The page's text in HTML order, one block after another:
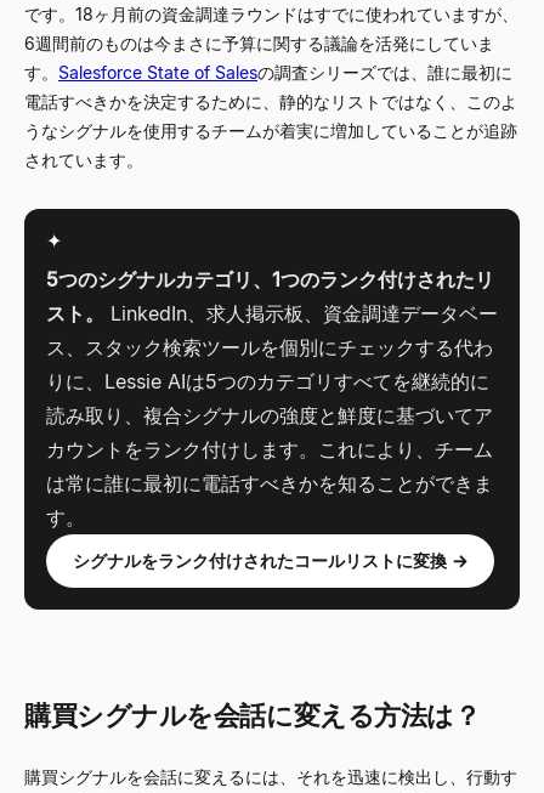
です。18ヶ月前の資金調達ラウンドはすでに使われていますが、
6週間前のものは今まさに予算に関する議論を活発にしていま
す。 Salesforce State of Salesの調査シリーズでは、誰に最初に
電話すべきかを決定するために、静的なリストではなく、このよ
うなシグナルを使用するチームが着実に増加していることが追跡
されています。
✦
5つのシグナルカテゴリ、1つのランク付けされたリ
スト。
LinkedIn、求人掲示板、資金調達データベー
ス、スタック検索ツールを個別にチェックする代わ
りに、Lessie AIは5つのカテゴリすべてを継続的に
読み取り、複合シグナルの強度と鮮度に基づいてア
カウントをランク付けします。これにより、チーム
は常に誰に最初に電話すべきかを知ることができま
す。
シグナルをランク付けされたコールリストに変換 →
購買シグナルを会話に変える方法は？
購買シグナルを会話に変えるには、それを迅速に検出し、行動す